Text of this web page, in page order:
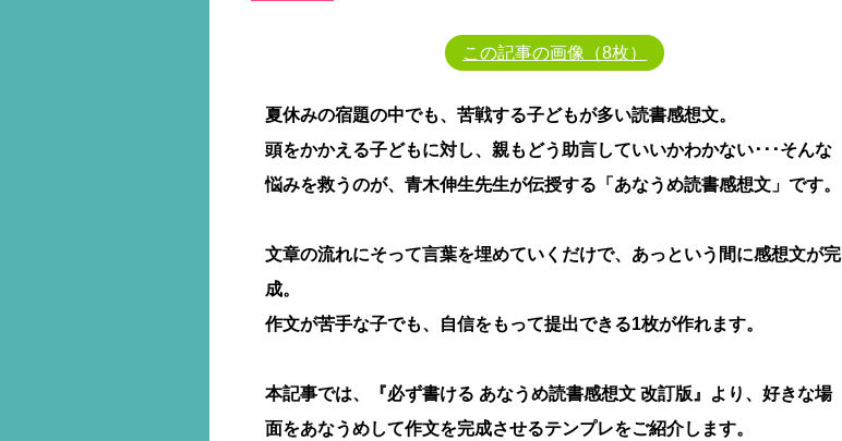
この記事の画像（8枚）
夏休みの宿題の中でも、苦戦する子どもが多い読書感想文。
頭をかかえる子どもに対し、親もどう助言していいかわかない･･･そんな
悩みを救うのが、青木伸生先生が伝授する「あなうめ読書感想文」です。
文章の流れにそって言葉を埋めていくだけで、あっという間に感想文が完
成。
作文が苦手な子でも、自信をもって提出できる1枚が作れます。
本記事では、『必ず書ける あなうめ読書感想文 改訂版』より、好きな場
面をあなうめして作文を完成させるテンプレをご紹介します。